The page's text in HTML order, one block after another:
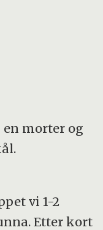
morter og
vi 1-2
Etter kort